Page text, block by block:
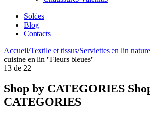
Soldes
Blog
Contacts
Accueil/Textile et tissus/Serviettes en lin
cuisine en lin ''Fleurs bleues''
13 de 22
Shop by CATEGORIES
CATEGORIES